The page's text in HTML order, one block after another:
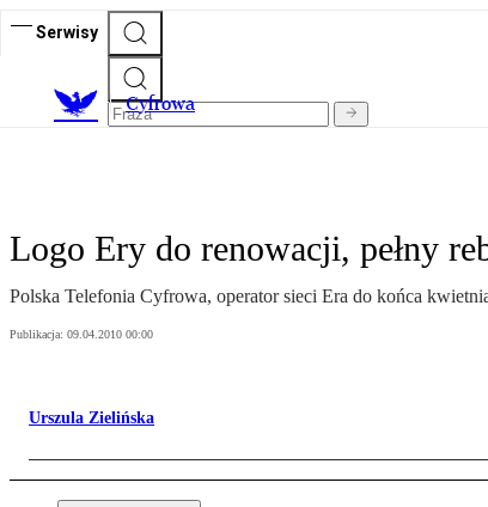
Serwisy
Cyfrowa
Logo Ery do renowacji, pełny
Polska Telefonia Cyfrowa, operator sieci Era do końca
Publikacja: 09.04.2010 00:00
Urszula Zielińska